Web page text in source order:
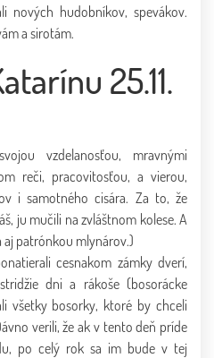
nových hudobníkov, spevákov.
a sirotám.
25.11.
vzdelanosťou, mravnými
reči, pracovitosťou, a vierou,
i samotného cisára. Za to, že
ju mučili na zvláštnom kolese. A
aj patrónkou mlynárov.)
cesnakom zámky dverí,
dni a rákoše (bosorácke
všetky bosorky, ktoré by chceli
verili, že ak v tento deň príde
po celý rok sa im bude v tej